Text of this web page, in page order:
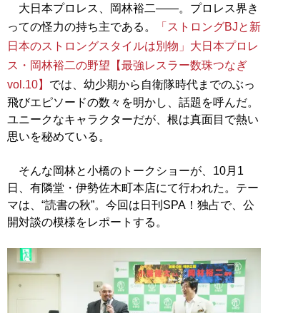
大日本プロレス、岡林裕二――。プロレス界き
っての怪力の持ち主である。
「ストロングBJと新
日本のストロングスタイルは別物」大日本プロレ
ス・岡林裕二の野望【最強レスラー数珠つなぎ
vol.10】 では、幼少期から自衛隊時代までのぶっ
飛びエピソードの数々を明かし、話題を呼んだ。
ユニークなキャラクターだが、根は真面目で熱い
思いを秘めている。
そんな岡林と小橋のトークショーが、10月1
日、有隣堂・伊勢佐木町本店にて行われた。テー
マは、“読書の秋”。今回は日刊SPA！独占で、公
開対談の模様をレポートする。